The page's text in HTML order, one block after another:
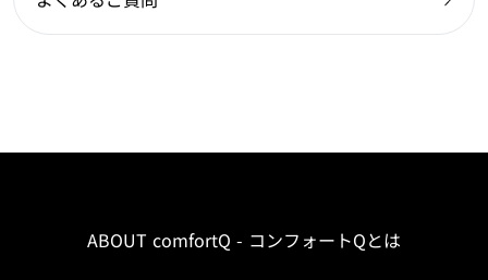
ABOUT comfortQ - コンフォートQとは